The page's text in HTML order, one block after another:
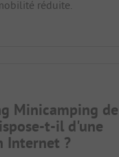
réduite.
Minicamping de
t-il d'une
Internet ?